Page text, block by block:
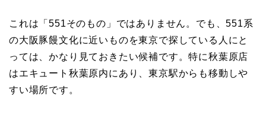
これは「551そのもの」ではありません。でも、551系
の大阪豚饅文化に近いものを東京で探している人にと
っては、かなり見ておきたい候補です。特に秋葉原店
はエキュート秋葉原内にあり、東京駅からも移動しや
すい場所です。